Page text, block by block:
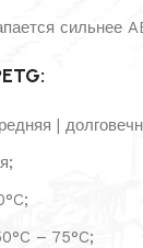
сильнее
|
– 75°C;